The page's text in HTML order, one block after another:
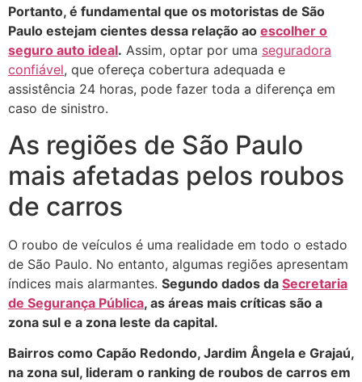
Portanto, é fundamental que os motoristas de São
Paulo estejam cientes dessa relação ao escolher o
seguro auto ideal. Assim, optar por uma seguradora
confiável, que ofereça cobertura adequada e
assistência 24 horas, pode fazer toda a diferença em
caso de sinistro.
As regiões de São Paulo
mais afetadas pelos roubos
de carros
O roubo de veículos é uma realidade em todo o estado
de São Paulo. No entanto, algumas regiões apresentam
índices mais alarmantes. Segundo dados da Secretaria
de Segurança Pública, as áreas mais críticas são a
zona sul e a zona leste da capital.
Bairros como Capão Redondo, Jardim Ângela e Grajaú,
na zona sul, lideram o ranking de roubos de carros em